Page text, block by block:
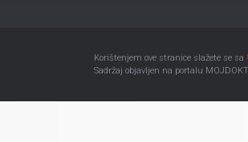
Korištenjem ove stranice slažete se sa
Sadržaj objavljen na portalu